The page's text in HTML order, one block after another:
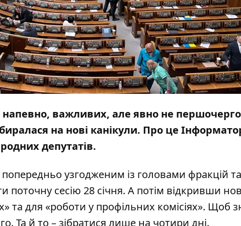
напевно, важливих, але явно не
на нові канікули. Про це
депутатів.
узгодженим із головами фракцій та
поточну сесію 28 січня. А потім відкривши
та для «роботи у профільних комісіях». Щоб
Та й то – зібратися лише на чотири дні.